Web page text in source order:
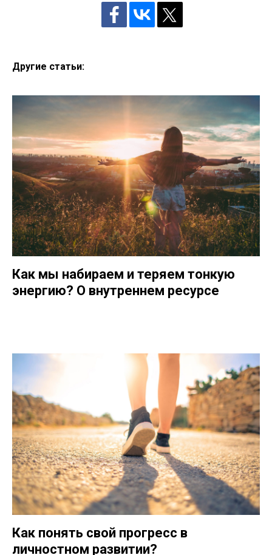
Другие статьи:
Как мы набираем и теряем тонкую
энергию? О внутреннем ресурсе
Как понять свой прогресс в
личностном развитии?